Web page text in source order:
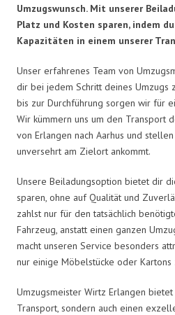
Umzugswunsch. Mit unserer
Platz und Kosten sparen, indem
Kapazitäten in einem unserer
Unser erfahrenes Team von
dir bei jedem Schritt deines Umzugs
bis zur Durchführung sorgen wir für
Wir kümmern uns um den Transport
von Erlangen nach Aarhus und
unversehrt am Zielort ankommt.
Unsere Beiladungsoption bietet dir
sparen, ohne auf Qualität und
zahlst nur für den tatsächlich
Fahrzeug, anstatt einen ganzen
macht unseren Service besonders
nur einige Möbelstücke oder Kartons
Umzugsmeister Wirtz Erlangen
Transport, sondern auch einen